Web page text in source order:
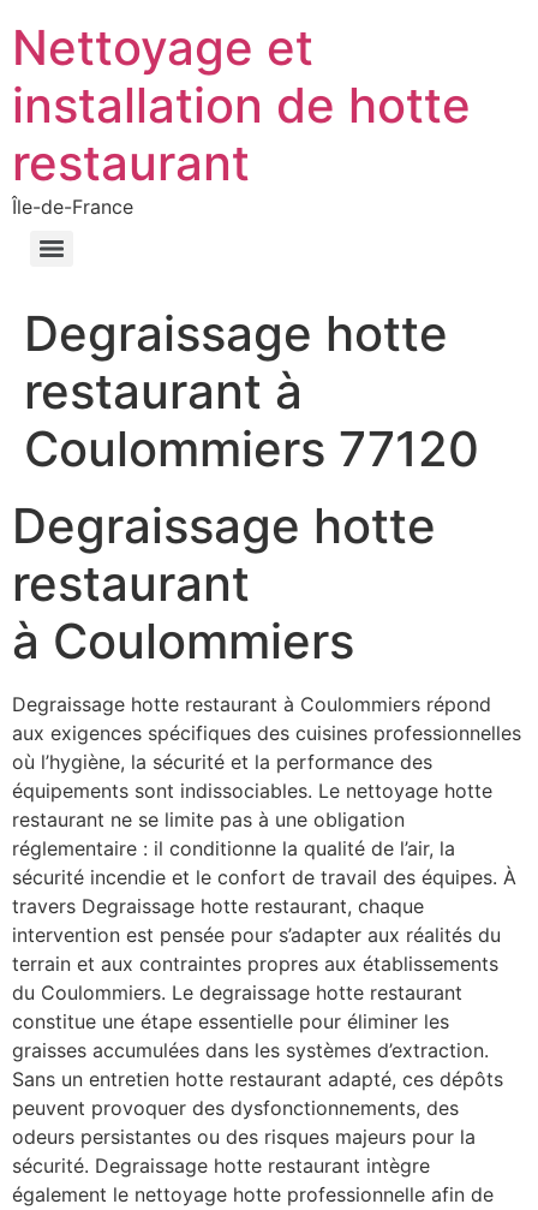
Nettoyage et
installation de hotte
restaurant
Île-de-France
Degraissage hotte
restaurant à
Coulommiers 77120
Degraissage hotte
restaurant
à Coulommiers
Degraissage hotte restaurant à Coulommiers répond
aux exigences spécifiques des cuisines professionnelles
où l’hygiène, la sécurité et la performance des
équipements sont indissociables. Le nettoyage hotte
restaurant ne se limite pas à une obligation
réglementaire : il conditionne la qualité de l’air, la
sécurité incendie et le confort de travail des équipes. À
travers Degraissage hotte restaurant, chaque
intervention est pensée pour s’adapter aux réalités du
terrain et aux contraintes propres aux établissements
du Coulommiers. Le degraissage hotte restaurant
constitue une étape essentielle pour éliminer les
graisses accumulées dans les systèmes d’extraction.
Sans un entretien hotte restaurant adapté, ces dépôts
peuvent provoquer des dysfonctionnements, des
odeurs persistantes ou des risques majeurs pour la
sécurité. Degraissage hotte restaurant intègre
également le nettoyage hotte professionnelle afin de